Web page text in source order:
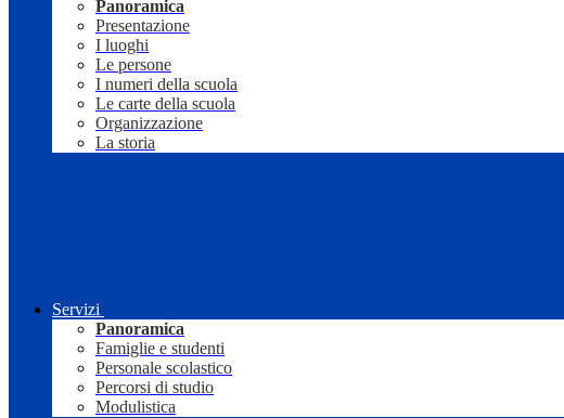
Panoramica
Presentazione
I luoghi
Le persone
I numeri della scuola
Le carte della scuola
Organizzazione
La storia
Servizi
Panoramica
Famiglie e studenti
Personale scolastico
Percorsi di studio
Modulistica